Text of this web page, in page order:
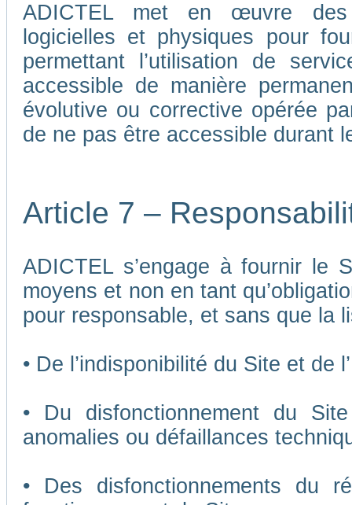
ADICTEL met en œuvre des
logicielles et physiques pour
permettant l’utilisation de
accessible de manière
évolutive ou corrective opérée
de ne pas être accessible durant
Article 7 –
ADICTEL s’engage à fournir le
moyens et non en tant
pour responsable, et sans que la
• De l’indisponibilité du Site et de
• Du disfonctionnement du
anomalies ou défaillances
• Des disfonctionnements du